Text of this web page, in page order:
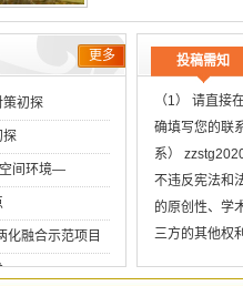
更多
初探
探
空间环境―
化融合示范项目
投稿需知
（1） 请直接
确填写您的联
系）
不违反宪法和
的原创性、学
三方的其他权